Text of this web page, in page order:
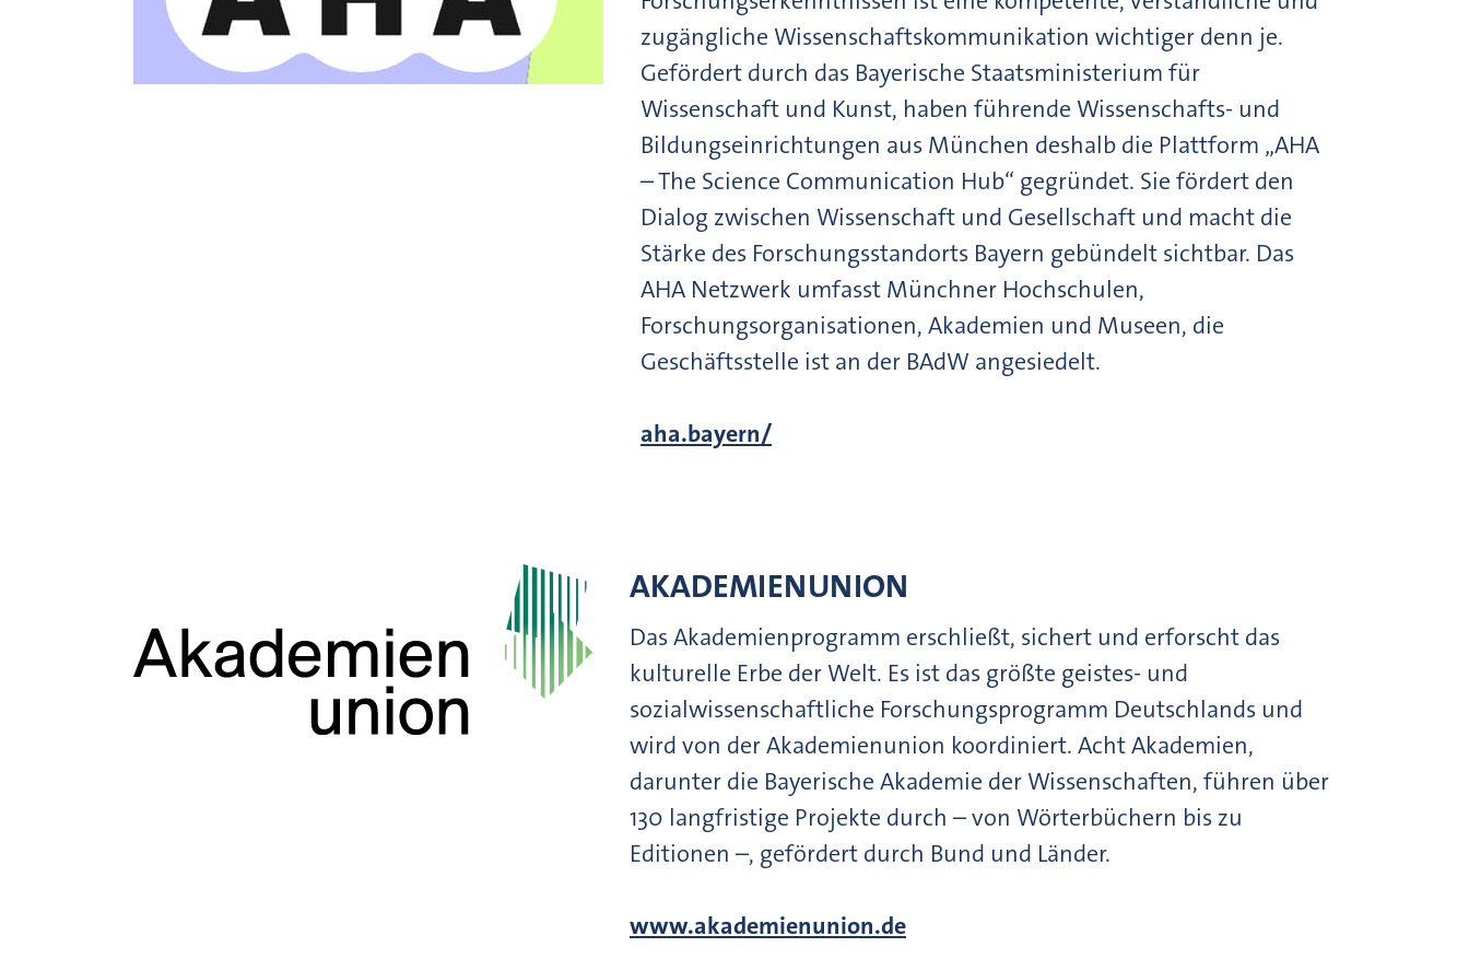
zugängliche Wissenschaftskommunikation wichtiger denn je.
Gefördert durch das Bayerische Staatsministerium für
Wissenschaft und Kunst, haben führende Wissenschafts- und
Bildungseinrichtungen aus München deshalb die Plattform „AHA
– The Science Communication Hub“ gegründet. Sie fördert den
Dialog zwischen Wissenschaft und Gesellschaft und macht die
Stärke des Forschungsstandorts Bayern gebündelt sichtbar. Das
AHA Netzwerk umfasst Münchner Hochschulen,
Forschungsorganisationen, Akademien und Museen, die
Geschäftsstelle ist an der BAdW angesiedelt.
aha.bayern/
AKADEMIENUNION
Das Akademienprogramm erschließt, sichert und erforscht das
kulturelle Erbe der Welt. Es ist das größte geistes- und
sozialwissenschaftliche Forschungsprogramm Deutschlands und
wird von der Akademienunion koordiniert. Acht Akademien,
darunter die Bayerische Akademie der Wissenschaften, führen über
130 langfristige Projekte durch – von Wörterbüchern bis zu
Editionen –, gefördert durch Bund und Länder.
www.akademienunion.de